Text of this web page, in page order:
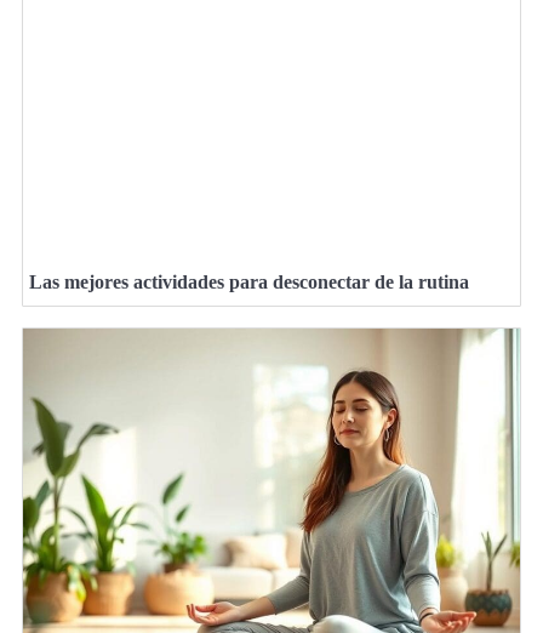
Las mejores actividades para desconectar de la rutina